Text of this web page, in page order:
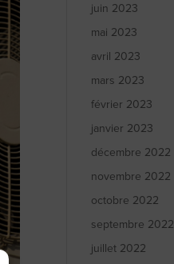
juin 2023
mai 2023
avril 2023
mars 2023
février 2023
janvier 2023
décembre 2022
novembre 2022
octobre 2022
septembre 2022
juillet 2022